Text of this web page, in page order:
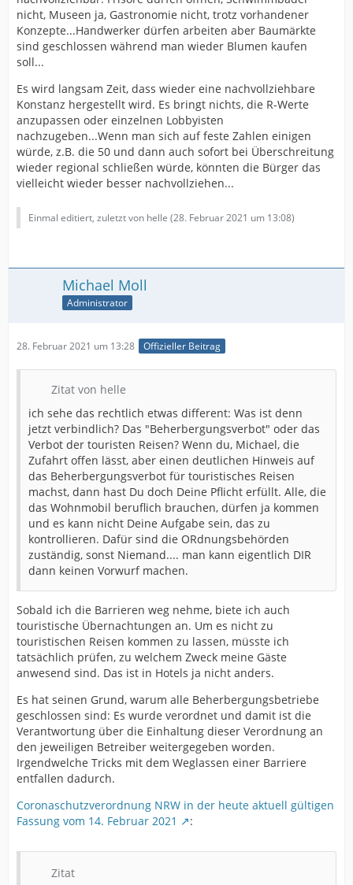
nicht, Museen ja, Gastronomie nicht, trotz vorhandener
Konzepte...Handwerker dürfen arbeiten aber Baumärkte
sind geschlossen während man wieder Blumen kaufen
soll...
Es wird langsam Zeit, dass wieder eine nachvollziehbare
Konstanz hergestellt wird. Es bringt nichts, die R-Werte
anzupassen oder einzelnen Lobbyisten
nachzugeben...Wenn man sich auf feste Zahlen einigen
würde, z.B. die 50 und dann auch sofort bei Überschreitung
wieder regional schließen würde, könnten die Bürger das
vielleicht wieder besser nachvollziehen...
Einmal editiert, zuletzt von helle (28. Februar 2021 um 13:08)
Michael Moll
Administrator
28. Februar 2021 um 13:28 Offizieller Beitrag
Zitat von helle
ich sehe das rechtlich etwas different: Was ist denn
jetzt verbindlich? Das "Beherbergungsverbot" oder das
Verbot der touristen Reisen? Wenn du, Michael, die
Zufahrt offen lässt, aber einen deutlichen Hinweis auf
das Beherbergungsverbot für touristisches Reisen
machst, dann hast Du doch Deine Pflicht erfüllt. Alle, die
das Wohnmobil beruflich brauchen, dürfen ja kommen
und es kann nicht Deine Aufgabe sein, das zu
kontrollieren. Dafür sind die ORdnungsbehörden
zuständig, sonst Niemand.... man kann eigentlich DIR
dann keinen Vorwurf machen.
Sobald ich die Barrieren weg nehme, biete ich auch
touristische Übernachtungen an. Um es nicht zu
touristischen Reisen kommen zu lassen, müsste ich
tatsächlich prüfen, zu welchem Zweck meine Gäste
anwesend sind. Das ist in Hotels ja nicht anders.
Es hat seinen Grund, warum alle Beherbergungsbetriebe
geschlossen sind: Es wurde verordnet und damit ist die
Verantwortung über die Einhaltung dieser Verordnung an
den jeweiligen Betreiber weitergegeben worden.
Irgendwelche Tricks mit dem Weglassen einer Barriere
entfallen dadurch.
Coronaschutzverordnung NRW in der heute aktuell gültigen
Fassung vom 14. Februar 2021
:
Zitat